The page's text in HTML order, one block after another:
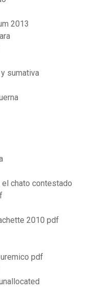
2013
sumativa
chato contestado
2010 pdf
pdf